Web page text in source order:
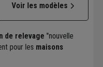
Voir les modèles
de relevage "nouvelle
pour les maisons